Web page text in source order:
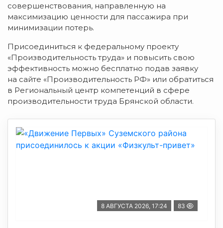
совершенствования, направленную на
максимизацию ценности для пассажира при
минимизации потерь.
Присоединиться к федеральному проекту
«Производительность труда» и повысить свою
эффективность можно бесплатно подав заявку
на сайте «Производительность РФ» или обратиться
в Региональный центр компетенций в сфере
производительности труда Брянской области.
8 АВГУСТА 2026, 17:24 83